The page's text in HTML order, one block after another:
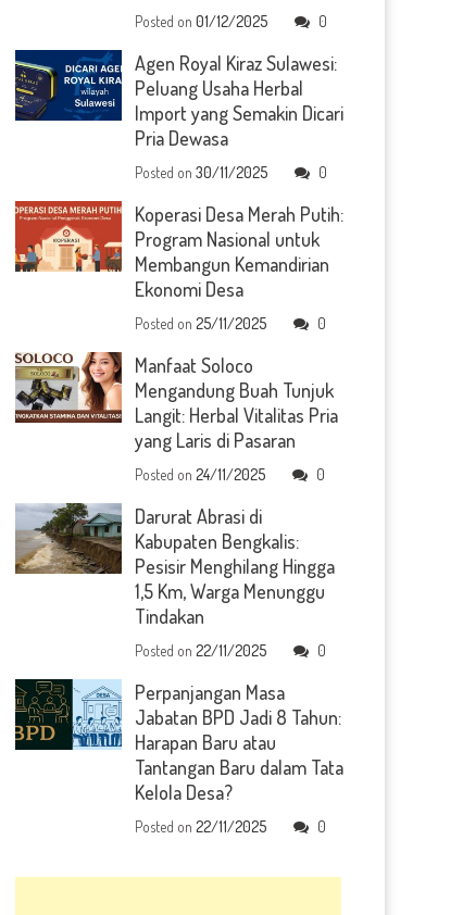
Posted on01/12/2025 0
Agen Royal Kiraz Sulawesi:
Peluang Usaha Herbal
Import yang Semakin Dicari
Pria Dewasa
Posted on30/11/2025 0
Koperasi Desa Merah Putih:
Program Nasional untuk
Membangun Kemandirian
Ekonomi Desa
Posted on25/11/2025 0
Manfaat Soloco
Mengandung Buah Tunjuk
Langit: Herbal Vitalitas Pria
yang Laris di Pasaran
Posted on24/11/2025 0
Darurat Abrasi di
Kabupaten Bengkalis:
Pesisir Menghilang Hingga
1,5 Km, Warga Menunggu
Tindakan
Posted on22/11/2025 0
Perpanjangan Masa
Jabatan BPD Jadi 8 Tahun:
Harapan Baru atau
Tantangan Baru dalam Tata
Kelola Desa?
Posted on22/11/2025 0